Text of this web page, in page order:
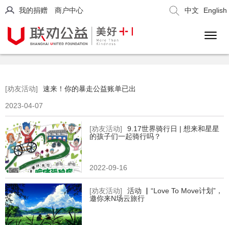
我的捐赠 商户中心 中文 English
[劝友活动] 速来！你的暴走公益账单已出
2023-04-07
[劝友活动]
9.17世界骑行日 | 想来和星星
的孩子们一起骑行吗？
2022-09-16
[劝友活动]
活动 ▏“Love To Move计划”，
邀你来N场云旅行